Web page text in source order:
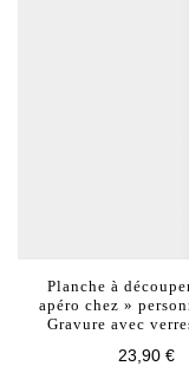
Planche à
apéro chez »
Gravure avec
23,90 €